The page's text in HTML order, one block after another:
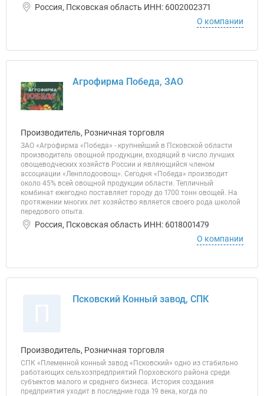
Россия, Псковская область ИНН: 6002002371
О компании
Агрофирма Победа, ЗАО
Производитель, Розничная торговля
ЗАО «Агрофирма «Победа» - крупнейший в Псковской области
производитель овощной продукции, входящий в число лучших
овощеводческих хозяйств России и являющийся членом
ассоциации «Ленплодоовощ». Сегодня «Победа» производит
около 45% всей овощной продукции области. Тепличный
комбинат ежегодно поставляет городу до 1700 тонн овощей. На
протяжении многих лет хозяйство является своего рода школой
передового опыта.
Россия, Псковская область ИНН: 6018001479
О компании
Псковский Конный завод, СПК
Производитель, Розничная торговля
СПК «Племенной конный завод «Псковский» одно из стабильно
работающих сельхозпредприятий Порховского района среди
субъектов малого и среднего бизнеса. История создания
предприятия уходит в последние года 19 века, когда по